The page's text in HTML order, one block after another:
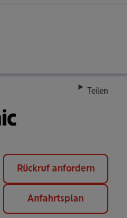
Teilen
Rückruf anfordern
Anfahrtsplan